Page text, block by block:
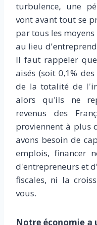
turbulence, une
vont avant tout se
par tous les
au lieu
Il faut rappeler
aisés (soit 0,1%
de la totalité de
alors qu'ils ne
revenus des
proviennent à plus
avons besoin de
emplois, financer
d'entrepreneurs et
fiscales, ni la
vous.
Notre économie a